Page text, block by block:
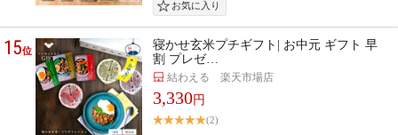
15位
寝かせ玄米プチギフト| お中元 ギフト 早
割 プレゼ…
結わえる 楽天市場店
3,330円
(2)